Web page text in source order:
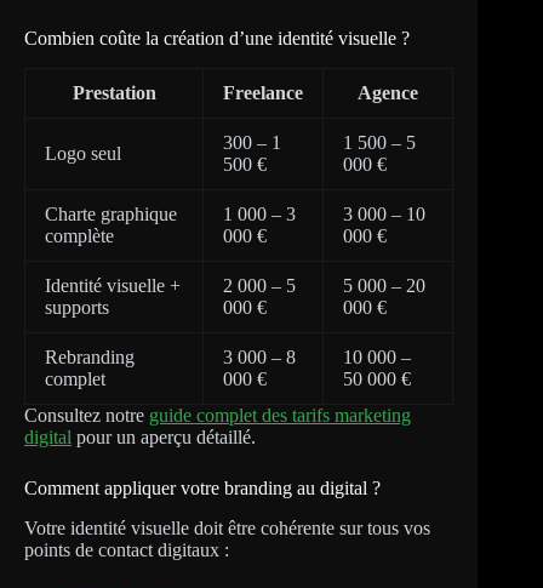
Combien coûte la création d’une identité visuelle ?
Prestation Freelance Agence
Logo seul
300 – 1
500 €
1 500 – 5
000 €
Charte graphique
complète
1 000 – 3
000 €
3 000 – 10
000 €
Identité visuelle +
supports
2 000 – 5
000 €
5 000 – 20
000 €
Rebranding
complet
3 000 – 8
000 €
10 000 –
50 000 €
Consultez notre guide complet des tarifs marketing
digital pour un aperçu détaillé.
Comment appliquer votre branding au digital ?
Votre identité visuelle doit être cohérente sur tous vos
points de contact digitaux :